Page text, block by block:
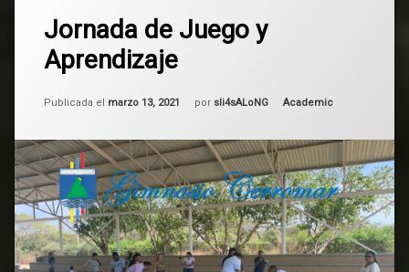
Jornada de Juego y
Aprendizaje
Publicada el marzo 13, 2021
Actualizado elmayo 6, 2025
por sli4sALoNG Categorías:
Academic
comentario
en
Jornada
de
y